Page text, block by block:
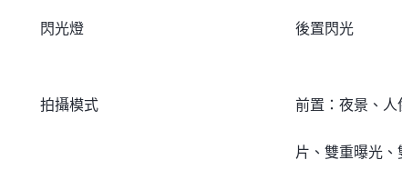
閃光燈 後置閃光
拍攝模式 前置：夜景、
片、雙重曝光